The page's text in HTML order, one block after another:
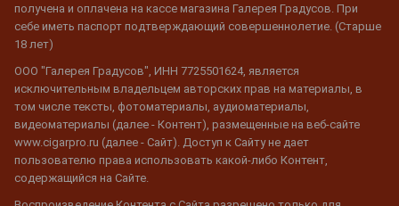
получена и оплачена на кассе магазина Галерея Градусов. При
себе иметь паспорт подтверждающий совершеннолетие. (Старше
18 лет)
ООО "Галерея Градусов", ИНН 7725501624, является
исключительным владельцем авторских прав на материалы, в
том числе тексты, фотоматериалы, аудиоматериалы,
видеоматериалы (далее - Контент), размещенные на веб-сайте
www.cigarpro.ru (далее - Сайт). Доступ к Сайту не дает
пользователю права использовать какой-либо Контент,
содержащийся на Сайте.